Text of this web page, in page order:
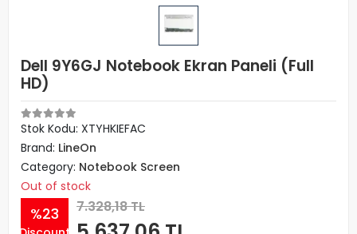
Dell 9Y6GJ Notebook Ekran Paneli (Full
HD)
Stok Kodu: XTYHKIEFAC
Brand: LineOn
Category: Notebook Screen
Out of stock
%23 7.328,18 TL